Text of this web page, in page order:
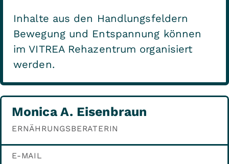
Inhalte aus den Handlungsfeldern
Bewegung und Entspannung können
im VITREA Rehazentrum organisiert
werden.
Monica A. Eisenbraun
ERNÄHRUNGSBERATERIN
E-MAIL